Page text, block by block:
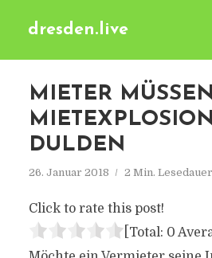
dresden.live
MIETER MÜSSEN
DULDEN
26. Januar 2018 2 Min. Lesedauer
Click to rate this post!
[Total: 0